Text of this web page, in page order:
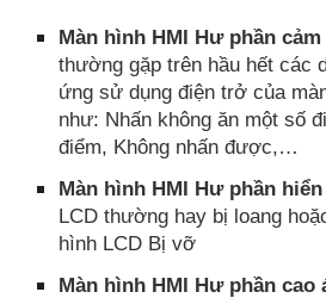
Màn hình HMI Hư phần
thường gặp trên hầu hết các
ứng sử dụng điện trở của
như: Nhấn không ăn một số
điểm, Không nhấn được,…
Màn hình HMI Hư phần
LCD thường hay bị loang
hình LCD Bị vỡ
Màn hình HMI Hư phần cao